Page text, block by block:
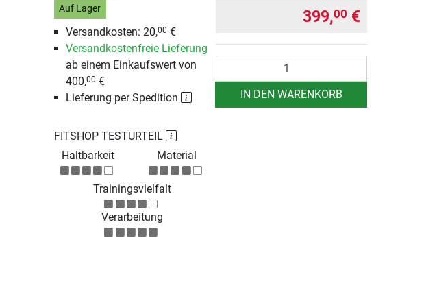
Auf Lager
Versandkosten: 20,00 €
Versandkostenfreie Lieferung
ab einem Einkaufswert von
400,00 €
Lieferung per Spedition
399,00 €
IN DEN WARENKORB
FITSHOP TESTURTEIL
Haltbarkeit
Material
Trainingsvielfalt
Verarbeitung